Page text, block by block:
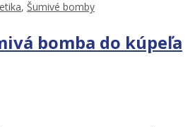
, Šumivé bomby
bomba do kúpeľa